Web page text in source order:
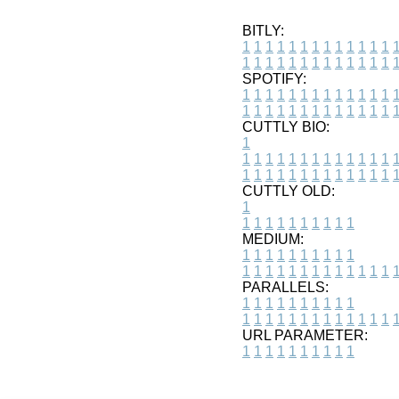
BITLY:
1 1 1 1 1 1 1 1 1 1 1 1 1 1
1 1 1 1 1 1 1 1 1 1 1 1 1 1
SPOTIFY:
1 1 1 1 1 1 1 1 1 1 1 1 1 1
1 1 1 1 1 1 1 1 1 1 1 1 1 1
CUTTLY BIO:
1
1 1 1 1 1 1 1 1 1 1 1 1 1 1
1 1 1 1 1 1 1 1 1 1 1 1 1 1
CUTTLY OLD:
1
1 1 1 1 1 1 1 1 1 1
MEDIUM:
1 1 1 1 1 1 1 1 1 1
1 1 1 1 1 1 1 1 1 1 1 1 1 1
PARALLELS:
1 1 1 1 1 1 1 1 1 1
1 1 1 1 1 1 1 1 1 1 1 1 1 1
URL PARAMETER:
1 1 1 1 1 1 1 1 1 1